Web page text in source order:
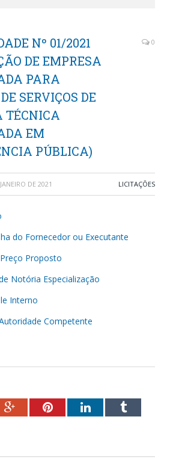
Nº 01/2021
DE EMPRESA
PARA
SERVIÇOS DE
TÉCNICA
EM
PÚBLICA)
0
DE 2021 LICITAÇÕES
do Fornecedor ou Executante
Proposto
Notória Especialização
Interno
Competente
Google+PinterestLinkedInTumblr